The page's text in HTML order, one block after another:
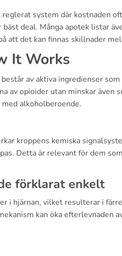
system där kostnaden
deal. Många apotek listar
att det kan finnas skillnader
It Works
av aktiva ingredienser
av opioider utan minskar
alkoholberoende.
kroppens kemiska
Detta är relevant för dem
förklarat enkelt
i hjärnan, vilket resulterar i
kan öka efterlevnaden